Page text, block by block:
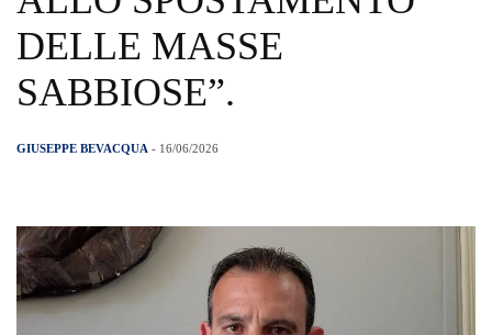
DELLE MASSE
SABBIOSE”.
GIUSEPPE BEVACQUA - 16/06/2026